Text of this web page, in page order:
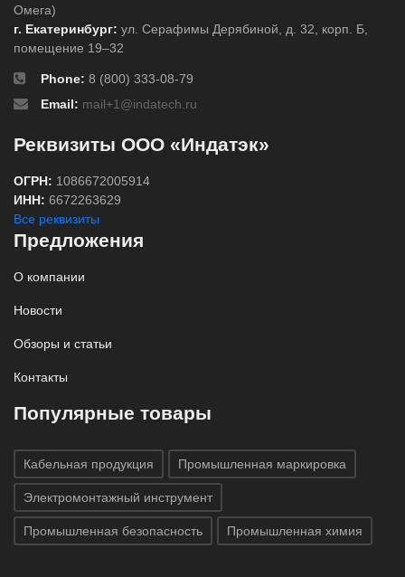
Омега)
г. Екатеринбург: ул. Серафимы Дерябиной, д. 32, корп. Б,
помещение 19–32
Phone: 8 (800) 333-08-79
Email: mail+1@indatech.ru
Реквизиты ООО «Индатэк»
ОГРН: 1086672005914
ИНН: 6672263629
Все реквизиты
Предложения
О компании
Новости
Обзоры и статьи
Контакты
Популярные товары
Кабельная продукция Промышленная маркировка
Электромонтажный инструмент
Промышленная безопасность Промышленная химия